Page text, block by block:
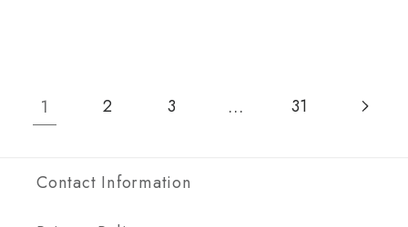
1 2 3 … 31
Contact Information